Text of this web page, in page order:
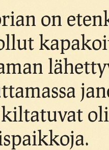
on
kiltatuvat